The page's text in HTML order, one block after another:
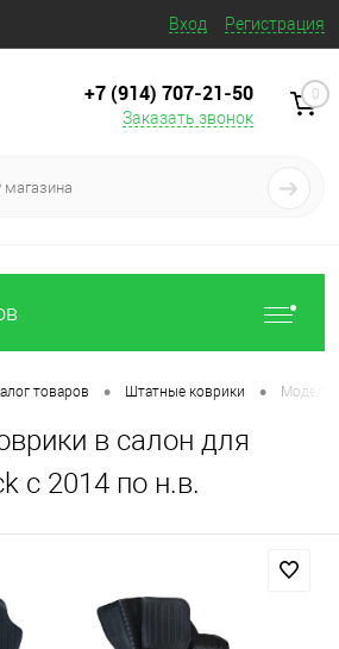
Вход Регистрация
+7 (914) 707‒21‒50
Заказать звонок
0
товаров • Штатные коврики •
в салон для
с 2014 по н.в.